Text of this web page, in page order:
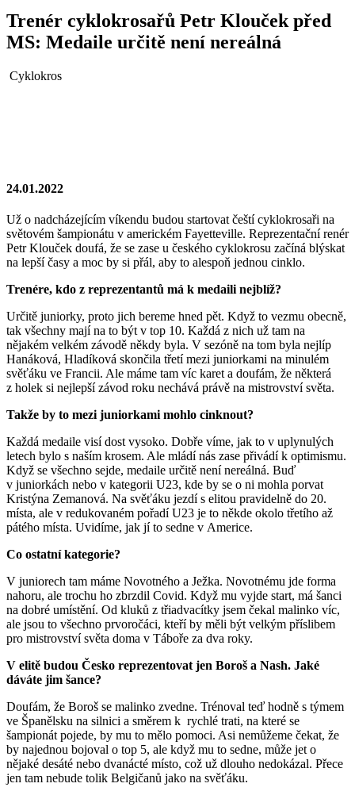
Trenér cyklokrosařů Petr Klouček před
MS: Medaile určitě není nereálná
Cyklokros
24.01.2022
Už o nadcházejícím víkendu budou startovat čeští cyklokrosaři na
světovém šampionátu v americkém Fayetteville. Reprezentační renér
Petr Klouček doufá, že se zase u českého cyklokrosu začíná blýskat
na lepší časy a moc by si přál, aby to alespoň jednou cinklo.
Trenére, kdo z reprezentantů má k medaili nejblíž?
Určitě juniorky, proto jich bereme hned pět. Když to vezmu obecně,
tak všechny mají na to být v top 10. Každá z nich už tam na
nějakém velkém závodě někdy byla. V sezóně na tom byla nejlíp
Hanáková, Hladíková skončila třetí mezi juniorkami na minulém
svěťáku ve Francii. Ale máme tam víc karet a doufám, že některá
z holek si nejlepší závod roku nechává právě na mistrovství světa.
Takže by to mezi juniorkami mohlo cinknout?
Každá medaile visí dost vysoko. Dobře víme, jak to v uplynulých
letech bylo s naším krosem. Ale mládí nás zase přivádí k optimismu.
Když se všechno sejde, medaile určitě není nereálná. Buď
v juniorkách nebo v kategorii U23, kde by se o ni mohla porvat
Kristýna Zemanová. Na svěťáku jezdí s elitou pravidelně do 20.
místa, ale v redukovaném pořadí U23 je to někde okolo třetího až
pátého místa. Uvidíme, jak jí to sedne v Americe.
Co ostatní kategorie?
V juniorech tam máme Novotného a Ježka. Novotnému jde forma
nahoru, ale trochu ho zbrzdil Covid. Když mu vyjde start, má šanci
na dobré umístění. Od kluků z třiadvacítky jsem čekal malinko víc,
ale jsou to všechno prvoročáci, kteří by měli být velkým příslibem
pro mistrovství světa doma v Táboře za dva roky.
V elitě budou Česko reprezentovat jen Boroš a Nash. Jaké
dáváte jim šance?
Doufám, že Boroš se malinko zvedne. Trénoval teď hodně s týmem
ve Španělsku na silnici a směrem k rychlé trati, na které se
šampionát pojede, by mu to mělo pomoci. Asi nemůžeme čekat, že
by najednou bojoval o top 5, ale když mu to sedne, může jet o
nějaké desáté nebo dvanácté místo, což už dlouho nedokázal. Přece
jen tam nebude tolik Belgičanů jako na svěťáku.